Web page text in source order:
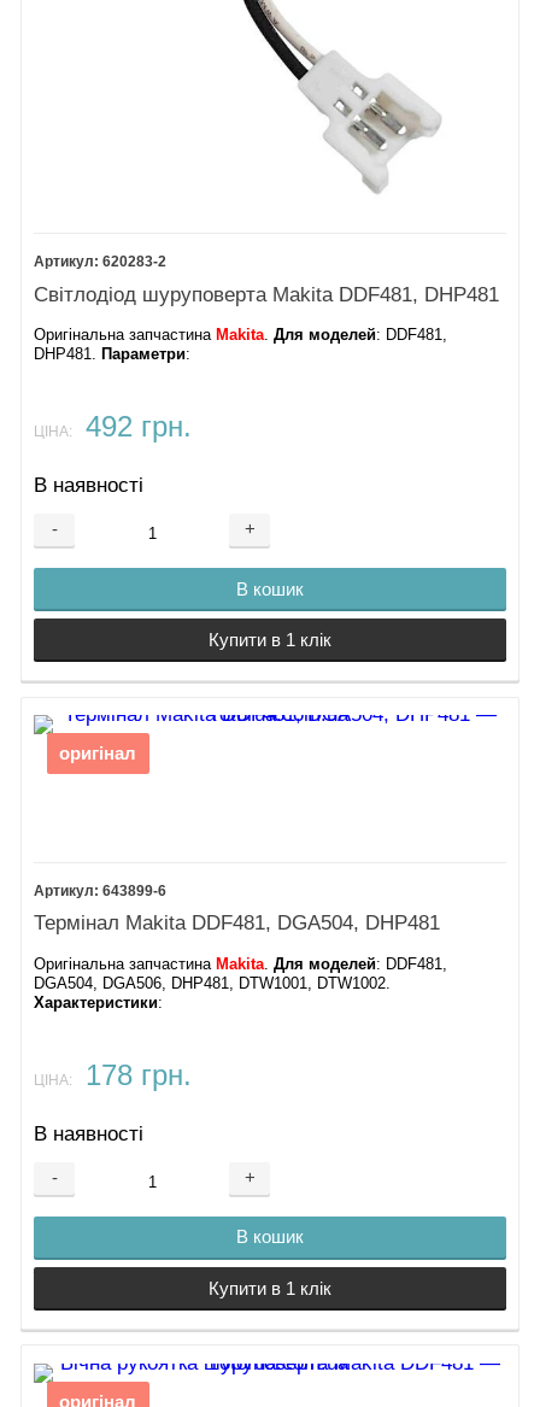
620283-2
Світлодіод шуруповерта Makita DDF481, DHP481
Оригінальна запчастина Makita.Для моделей: DDF481,
DHP481. Параметри:
ЦІНА: 492 грн.
В наявності
- +
В кошик
Купити в 1 клік
оригінал
643899-6
Термінал Makita DDF481, DGA504, DHP481
Оригінальна запчастина Makita.Для моделей: DDF481,
DGA504, DGA506, DHP481, DTW1001, DTW1002.
Характеристики:
ЦІНА: 178 грн.
В наявності
- +
В кошик
Купити в 1 клік
оригінал